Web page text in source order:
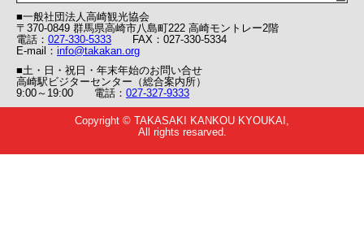
■一般社団法人高崎観光協会
〒370-0849 群馬県高崎市八島町222 高崎モントレー2階
電話： 027-330-5333 FAX：027-330-5334
E-mail： info@takakan.org
■土・日・祝日・年末年始のお問い合せ
高崎駅ビジターセンター（総合案内所）
9:00～19:00 電話： 027-327-9333
Copyright © TAKASAKI KANKOU KYOUKAI,
All rights resarved.